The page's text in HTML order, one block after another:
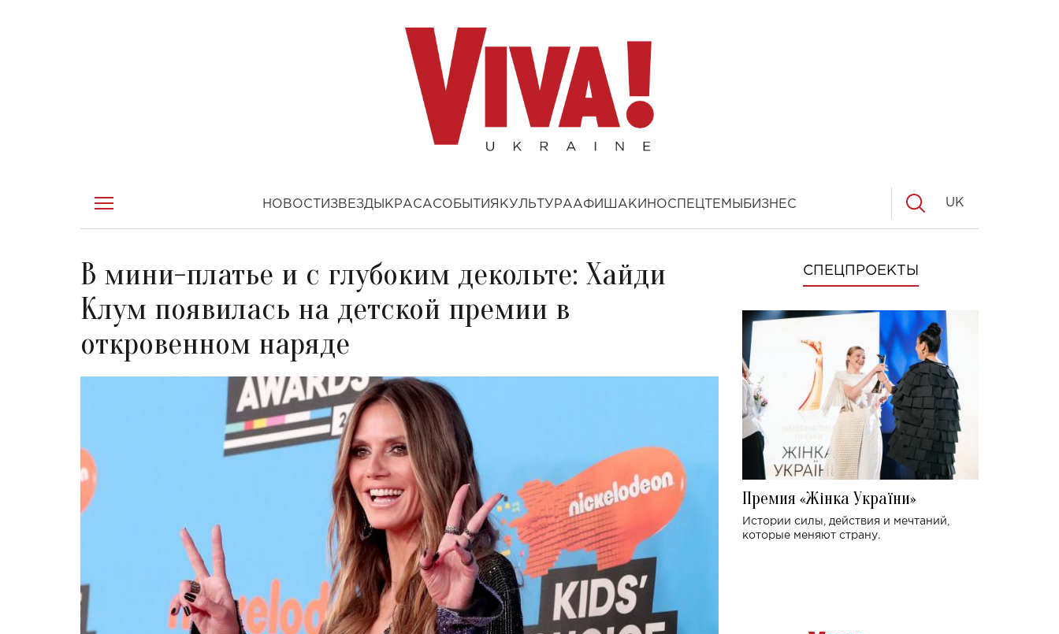
НОВОСТИ ЗВЕЗДЫ КРАСАСОБЫТИЯ КУЛЬТУРААФИША КИНОСПЕЦТЕМЫ БИЗНЕС UK
В мини-платье и с глубоким декольте: Хайди
Клум появилась на детской премии в
откровенном наряде
СПЕЦПРОЕКТЫ
Премия «Жінка України»
Истории силы, действия и мечтаний,
которые меняют страну.